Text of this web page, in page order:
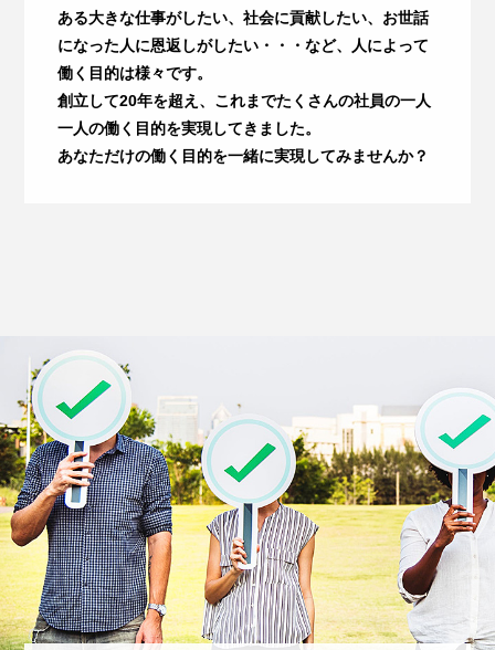
ある大きな仕事がしたい、社会に貢献したい、お世話
になった人に恩返しがしたい・・・など、人によって
働く目的は様々です。
創立して20年を超え、これまでたくさんの社員の一人
一人の働く目的を実現してきました。
あなただけの働く目的を一緒に実現してみませんか？